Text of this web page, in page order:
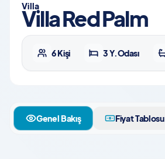
Villa
Villa Red Palm
6 Kişi 3 Y.Odası
Genel Bakış Fiyat Tablosu